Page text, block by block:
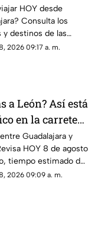
Nueva de
horarios
HOY desde
Consulta los
y destinos de las
en la
2026 09:17 a. m.
a León? Así está
en la carretera
HOY
Guadalajara y
HOY 8 de agosto
tiempo estimado de
y posibles
2026 09:09 a. m.